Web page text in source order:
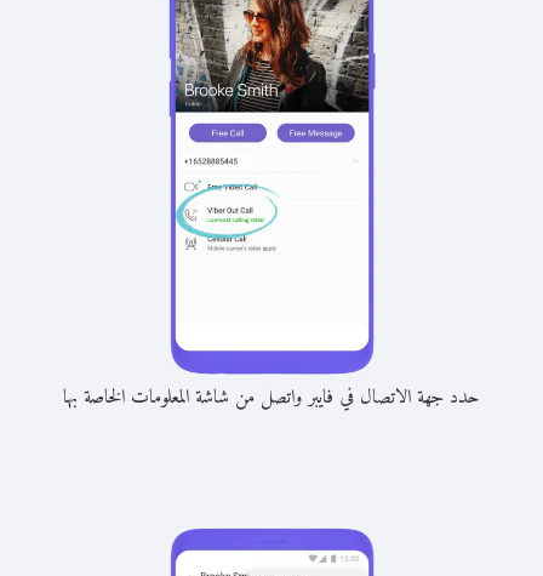
حدد جهة الاتصال في فايبر واتصل من شاشة المعلومات الخاصة بها